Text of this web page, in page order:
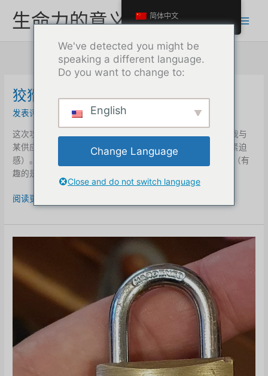
生命力的意义
狡猾的网络钓鱼攻击
发表评论 /最大
这次攻击利用了我的姓名（作为公司首席执行官），伪造了我与
某供应商的对话，声称有一张发票已经逾期未付（以此制造紧迫
感）。 随后，这封邮件被转发到了我们用于财务处理的邮箱（有
趣的是，他们竟然能够获取或猜出该邮箱地址[…]
狡
的
网
钓
鱼
阅读更多 "
简体中文
We've detected you might be
speaking a different language.
Do you want to change to:
English
Change Language
Close and do not switch language